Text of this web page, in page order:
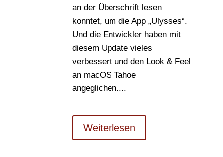
an der Überschrift lesen
konntet, um die App „Ulysses“.
Und die Entwickler haben mit
diesem Update vieles
verbessert und den Look & Feel
an macOS Tahoe
angeglichen....
Weiterlesen